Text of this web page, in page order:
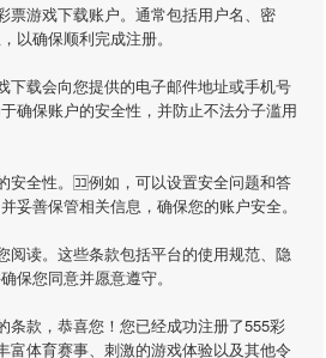
票游戏下载账户。通常包括用户名、密
以确保顺利完成注册。
下载会向您提供的电子邮件地址或手机号
确保账户的安全性，并防止不法分子滥用
安全性。🈁例如，可以设置安全问题和答
善保管相关信息，确保您的账户安全。
阅读。这些条款包括平台的使用规范、隐
保您同意并愿意遵守。
条款，恭喜您！您已经成功注册了555彩
富体育赛事、刺激的游戏体验以及其他令